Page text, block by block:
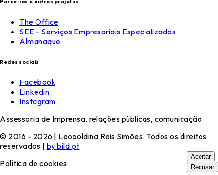
The Office
SEE - Serviços Empresariais Especializados
Almanaque
Redes sociais
Facebook
Linkedin
Instagram
Assessoria de Imprensa, relações públicas, comunicação
© 2016 - 2026 | Leopoldina Reis Simões. Todos os direitos
reservados | by bild.pt
Política de cookies
Aceitar
Recusar